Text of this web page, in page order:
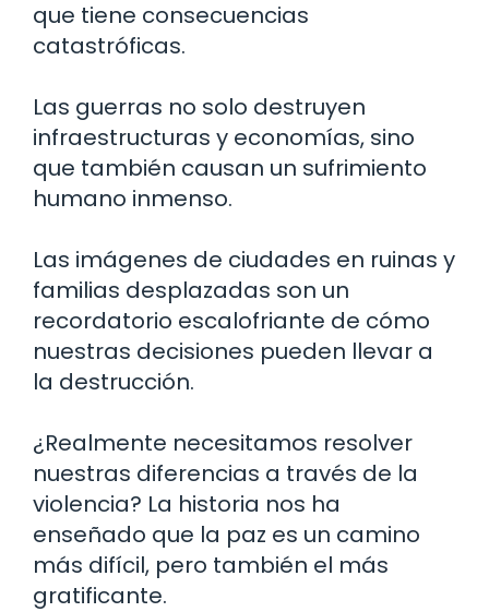
que tiene consecuencias
catastróficas.
Las guerras no solo destruyen
infraestructuras y economías, sino
que también causan un sufrimiento
humano inmenso.
Las imágenes de ciudades en ruinas y
familias desplazadas son un
recordatorio escalofriante de cómo
nuestras decisiones pueden llevar a
la destrucción.
¿Realmente necesitamos resolver
nuestras diferencias a través de la
violencia? La historia nos ha
enseñado que la paz es un camino
más difícil, pero también el más
gratificante.